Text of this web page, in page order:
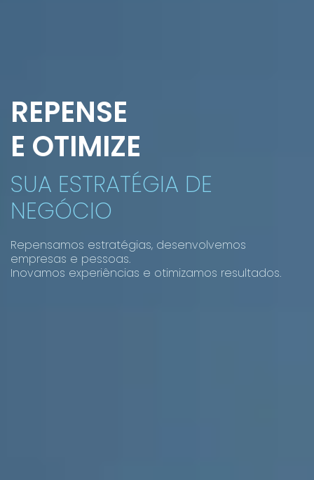
REPENSE
E OTIMIZE
SUA ESTRATÉGIA DE
NEGÓCIO
Repensamos estratégias, desenvolvemos
empresas e pessoas.
Inovamos experiências e otimizamos resultados.